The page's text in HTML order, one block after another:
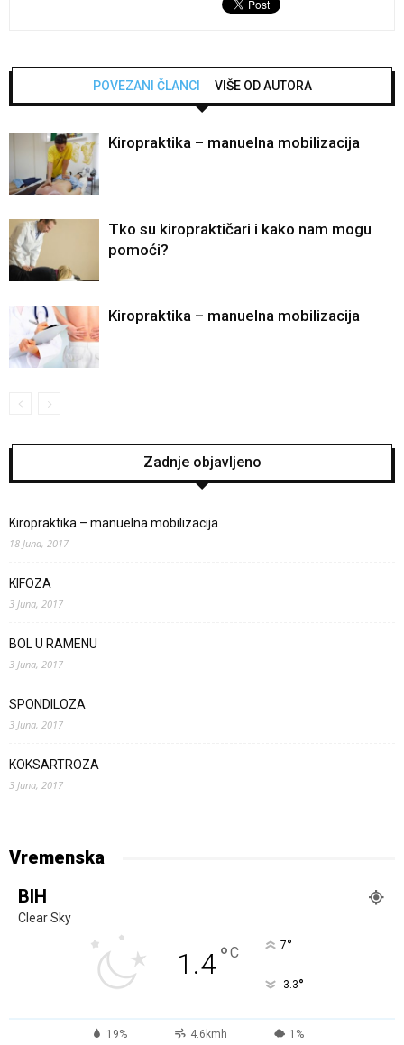
POVEZANI ČLANCI VIŠE OD AUTORA
Kiropraktika – manuelna mobilizacija
Tko su kiropraktičari i kako nam mogu
pomoći?
Kiropraktika – manuelna mobilizacija
Zadnje objavljeno
Kiropraktika – manuelna mobilizacija
18 Juna, 2017
KIFOZA
3 Juna, 2017
BOL U RAMENU
3 Juna, 2017
SPONDILOZA
3 Juna, 2017
KOKSARTROZA
3 Juna, 2017
Vremenska
BIH
Clear Sky
1.4°C 7°
-3.3°
19% 4.6kmh 1%